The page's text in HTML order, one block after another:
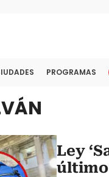
PROGRAMAS
Ley
último